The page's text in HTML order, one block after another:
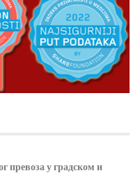
превоза у градском и